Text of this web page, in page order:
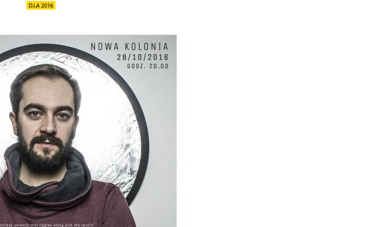
D.I.A 2016